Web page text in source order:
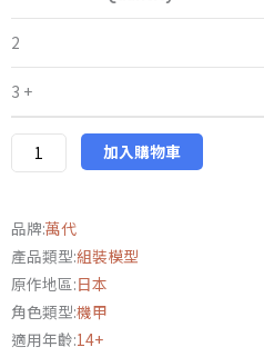
2
3 +
限
定
MG
1/100
彈
敗
者
們
的
榮
加入購物車
品牌:萬代
產品類型:組裝模型
原作地區:日本
角色類型:機甲
適用年齡:14+